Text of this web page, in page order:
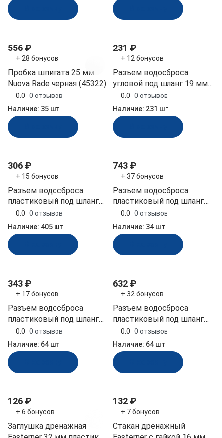
556 ₽
+ 28 бонусов
Пробка шпигата 25 мм
Nuova Rade черная (45322)
0.0 0 отзывов
Наличие: 35 шт
231 ₽
+ 12 бонусов
Разъем водосброса
угловой под шланг 19 мм
Easterner (C11907)
0.0 0 отзывов
Наличие: 231 шт
306 ₽
+ 15 бонусов
Разъем водосброса
пластиковый под шланг
18 мм (15071)
0.0 0 отзывов
Наличие: 405 шт
743 ₽
+ 37 бонусов
Разъем водосброса
пластиковый под шланг
32 мм (15074)
0.0 0 отзывов
Наличие: 34 шт
343 ₽
+ 17 бонусов
Разъем водосброса
пластиковый под шланг
23 мм (15072)
0.0 0 отзывов
Наличие: 64 шт
632 ₽
+ 32 бонусов
Разъем водосброса
пластиковый под шланг
29 мм (15075)
0.0 0 отзывов
Наличие: 64 шт
126 ₽
+ 6 бонусов
Заглушка дренажная
132 ₽
+ 7 бонусов
Стакан дренажный